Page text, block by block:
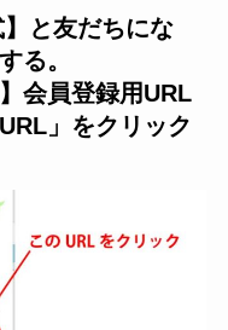
と友だちにな
る。
会員登録用URL
」をクリック